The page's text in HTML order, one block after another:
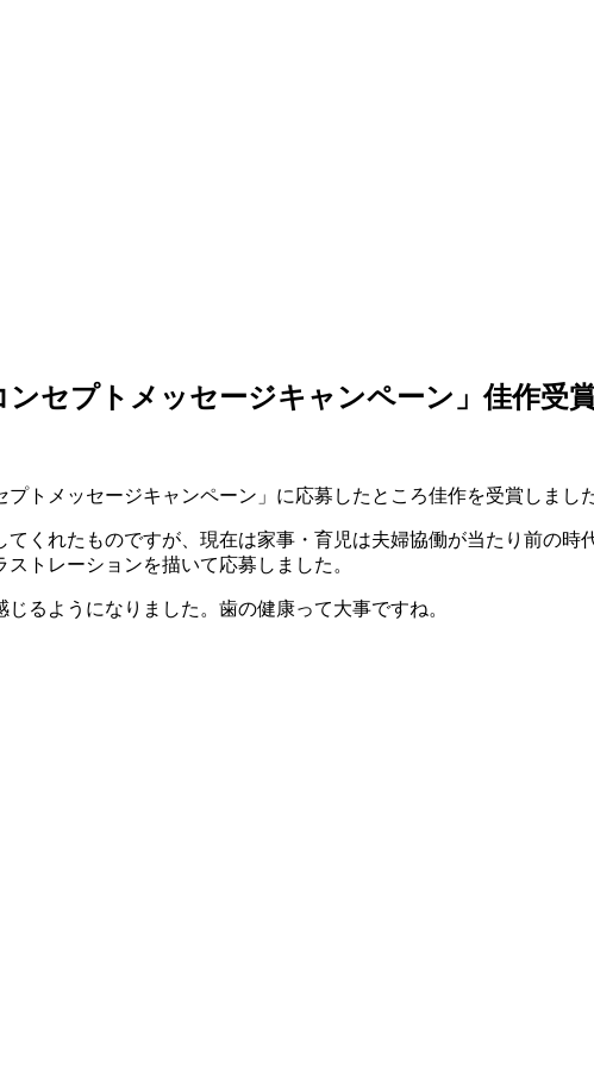
ンセプトメッセージキャンペーン」佳作受
トメッセージキャンペーン」に応募したところ佳作を受賞しました
くれたものですが、現在は家事・育児は夫婦協働が当たり前の
トレーションを描いて応募しました。
るようになりました。歯の健康って大事ですね。